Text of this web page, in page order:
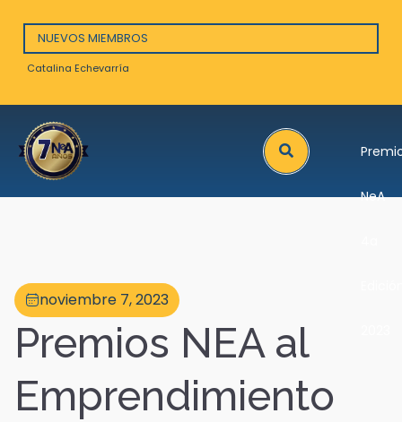
NUEVOS MIEMBROS
Catalina Echevarría
NeA
Search
noviembre 7, 2023
Premios NEA al
Emprendimiento